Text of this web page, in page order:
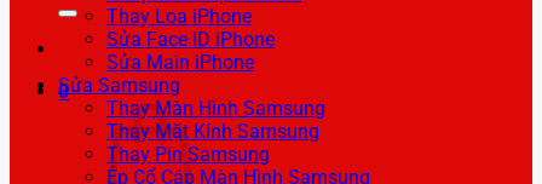
0
Thay Loa iPhone
Sửa Face ID iPhone
Sửa Main iPhone
Sửa Samsung
Thay Màn Hình Samsung
Thay Mặt Kính Samsung
Thay Pin Samsung
Ép Cổ Cáp Màn Hình Samsung